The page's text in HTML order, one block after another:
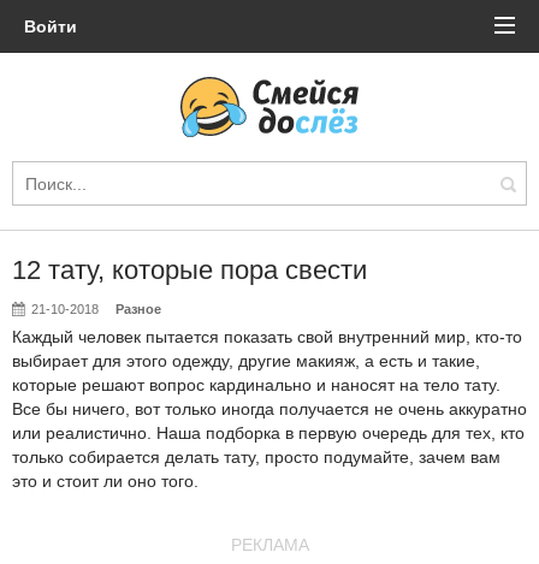
Войти
12 тату, которые пора свести
21-10-2018 Разное
Каждый человек пытается показать свой внутренний мир, кто-то
выбирает для этого одежду, другие макияж, а есть и такие,
которые решают вопрос кардинально и наносят на тело тату.
Все бы ничего, вот только иногда получается не очень аккуратно
или реалистично. Наша подборка в первую очередь для тех, кто
только собирается делать тату, просто подумайте, зачем вам
это и стоит ли оно того.
РЕКЛАМА